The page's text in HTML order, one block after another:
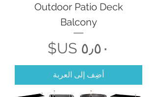
Outdoor Patio Deck
Balcony
السعر
أضِف إلى العربة